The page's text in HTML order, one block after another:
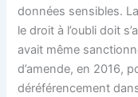
données sensibles.
le droit à l’oubli doit
avait même
d’amende, en 2016,
déréférencement